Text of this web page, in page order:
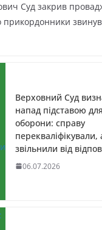
Суд закрив
прикордонники
Верховний Суд
напад підставою
оборони: справу
перекваліфікували,
звільнили від
06.07.2026